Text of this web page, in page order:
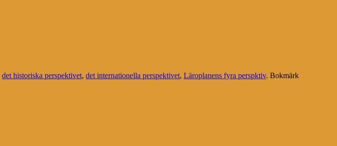
det historiska perspektivet, det internationella perspektivet, Läroplanens fyra perspktiv. Bokmärk